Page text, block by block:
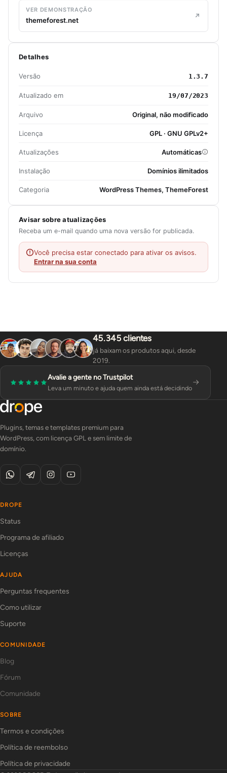
VER DEMONSTRAÇÃO
themeforest.net
Detalhes
Versão 1.3.7
Atualizado em 19/07/2023
Arquivo Original, não modificado
Licença GPL · GNU GPLv2+
Atualizações Automáticas
Instalação Domínios ilimitados
Categoria WordPress Themes, ThemeForest
Avisar sobre atualizações
Receba um e-mail quando uma nova versão for publicada.
Você precisa estar conectado para ativar os avisos.
Entrar na sua conta
45.345 clientes
já baixam os produtos aqui, desde
2019.
Avalie a gente no Trustpilot
Leva um minuto e ajuda quem ainda está decidindo
Plugins, temas e templates premium para
WordPress, com licença GPL e sem limite de
domínio.
DROPE
Status
Programa de afiliado
Licenças
AJUDA
Perguntas frequentes
Como utilizar
Suporte
COMUNIDADE
Blog
Fórum
Comunidade
SOBRE
Termos e condições
Política de reembolso
Política de privacidade